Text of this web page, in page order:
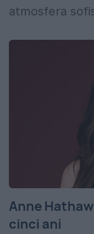
atmosfera
Anne
cinci ani